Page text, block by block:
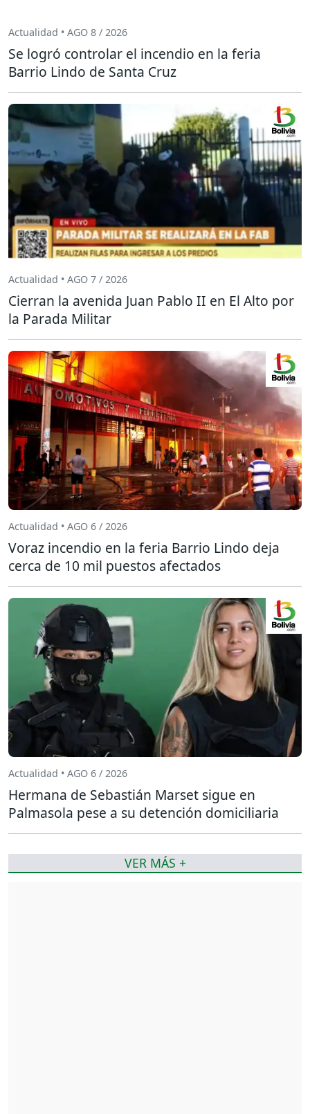
Actualidad • AGO 8 / 2026
Se logró controlar el incendio en la feria
Barrio Lindo de Santa Cruz
Actualidad • AGO 7 / 2026
Cierran la avenida Juan Pablo II en El Alto por
la Parada Militar
Actualidad • AGO 6 / 2026
Voraz incendio en la feria Barrio Lindo deja
cerca de 10 mil puestos afectados
Actualidad • AGO 6 / 2026
Hermana de Sebastián Marset sigue en
Palmasola pese a su detención domiciliaria
VER MÁS +